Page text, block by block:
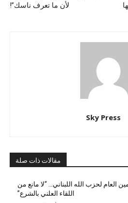
لأن ما تعرف ناسك”!
Sky Press
مقالات ذات صلة
العام لحزب الله اللبناني… “لا مانع من
اللقاء العلني بالشرع”